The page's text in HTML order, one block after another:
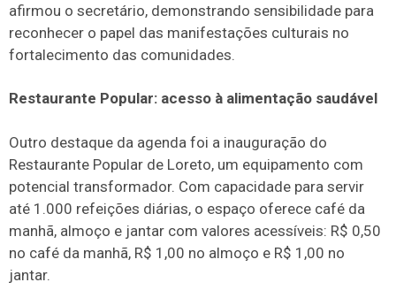
afirmou o secretário, demonstrando sensibilidade para
reconhecer o papel das manifestações culturais no
fortalecimento das comunidades.
Restaurante Popular: acesso à alimentação saudável
Outro destaque da agenda foi a inauguração do
Restaurante Popular de Loreto, um equipamento com
potencial transformador. Com capacidade para servir
até 1.000 refeições diárias, o espaço oferece café da
manhã, almoço e jantar com valores acessíveis: R$ 0,50
no café da manhã, R$ 1,00 no almoço e R$ 1,00 no
jantar.